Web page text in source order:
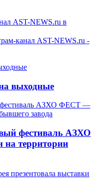
AST-NEWS.ru в
канал AST-NEWS.ru -
выходные
фестиваль АЗХО
территории